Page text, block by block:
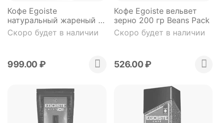
Кофе Egoiste
натуральный жареный в
зернах 500 гр м/у
Скоро будет в наличии
999.00₽
Кофе Egoiste вельвет
зерно 200 гр Beans Pack
Скоро будет в наличии
526.00₽